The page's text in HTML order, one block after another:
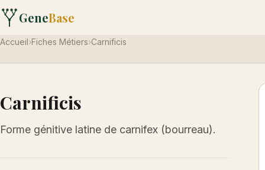
GeneBase
Accueil›Fiches Métiers›Carnificis
Carnificis
Forme génitive latine de carnifex (bourreau).